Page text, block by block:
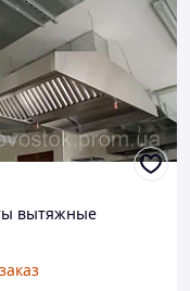
вытяжные